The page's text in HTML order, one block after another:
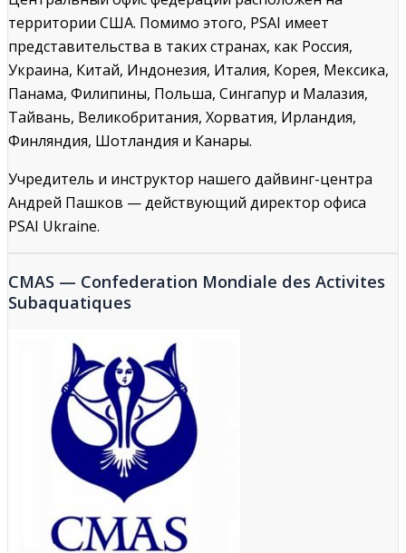
территории США. Помимо этого, PSAI имеет
представительства в таких странах, как Россия,
Украина, Китай, Индонезия, Италия, Корея, Мексика,
Панама, Филипины, Польша, Сингапур и Малазия,
Тайвань, Великобритания, Хорватия, Ирландия,
Финляндия, Шотландия и Канары.
Учредитель и инструктор нашего дайвинг-центра
Андрей Пашков — действующий директор офиса
PSAI Ukraine.
CMAS — Confederation Mondiale des Activites
Subaquatiques